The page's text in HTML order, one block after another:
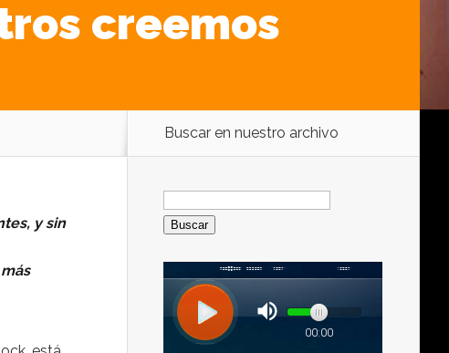
creemos
y sin
Buscar en nuestro archivo
Buscar: